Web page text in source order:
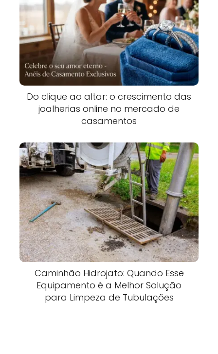
Do clique ao altar: o crescimento das
joalherias online no mercado de
casamentos
Caminhão Hidrojato: Quando Esse
Equipamento é a Melhor Solução
para Limpeza de Tubulações